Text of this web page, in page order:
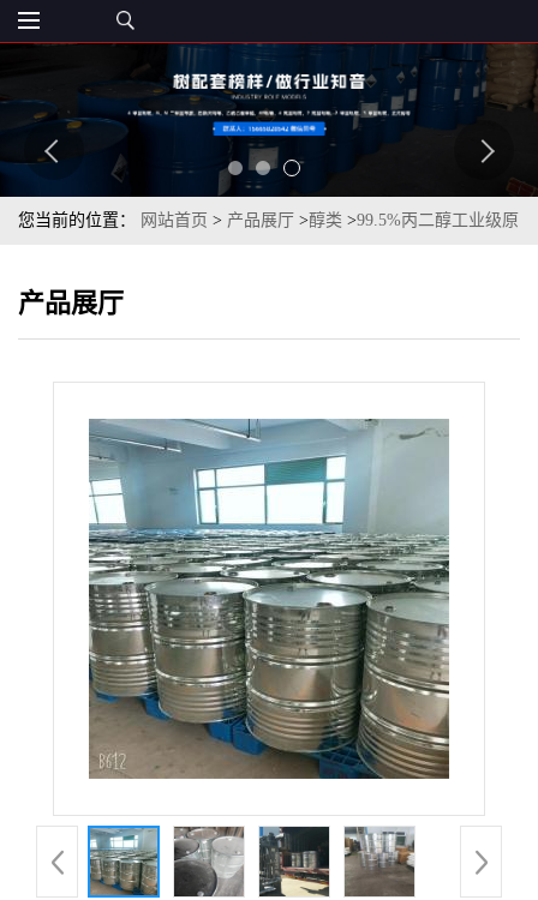
您当前的位置： 网站首页 > 产品展厅 >醇类 >99.5%丙二醇工业级原
产品展厅